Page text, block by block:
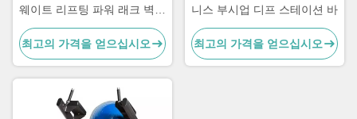
웨이트 리프팅 파워 래크 벽에
장착
최고의 가격을 얻으십시오
니스 부시업 디프 스테이션 바
최고의 가격을 얻으십시오